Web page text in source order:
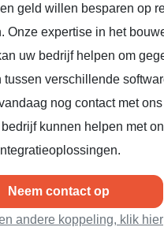
geld willen besparen op
Onze expertise in het
uw bedrijf helpen om
tussen verschillende
nog contact met
kunnen helpen met
Neem contact op
andere koppeling, klik hier